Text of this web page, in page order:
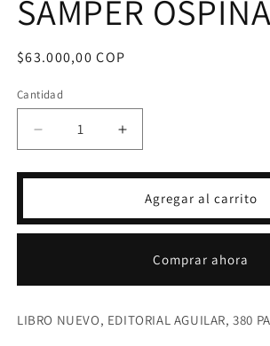
SAMPER OSPINA
Precio
$63.000,00 COP
Cantidad
Reducir
cantidad
para
PUEDA-
OSPINA
Aumentar
cantidad
para
SALVESE
QUIEN
PUEDA-
SAMPER
OSPINA
Agregar al carrito
Comprar ahora
LIBRO NUEVO, EDITORIAL AGUILAR, 380